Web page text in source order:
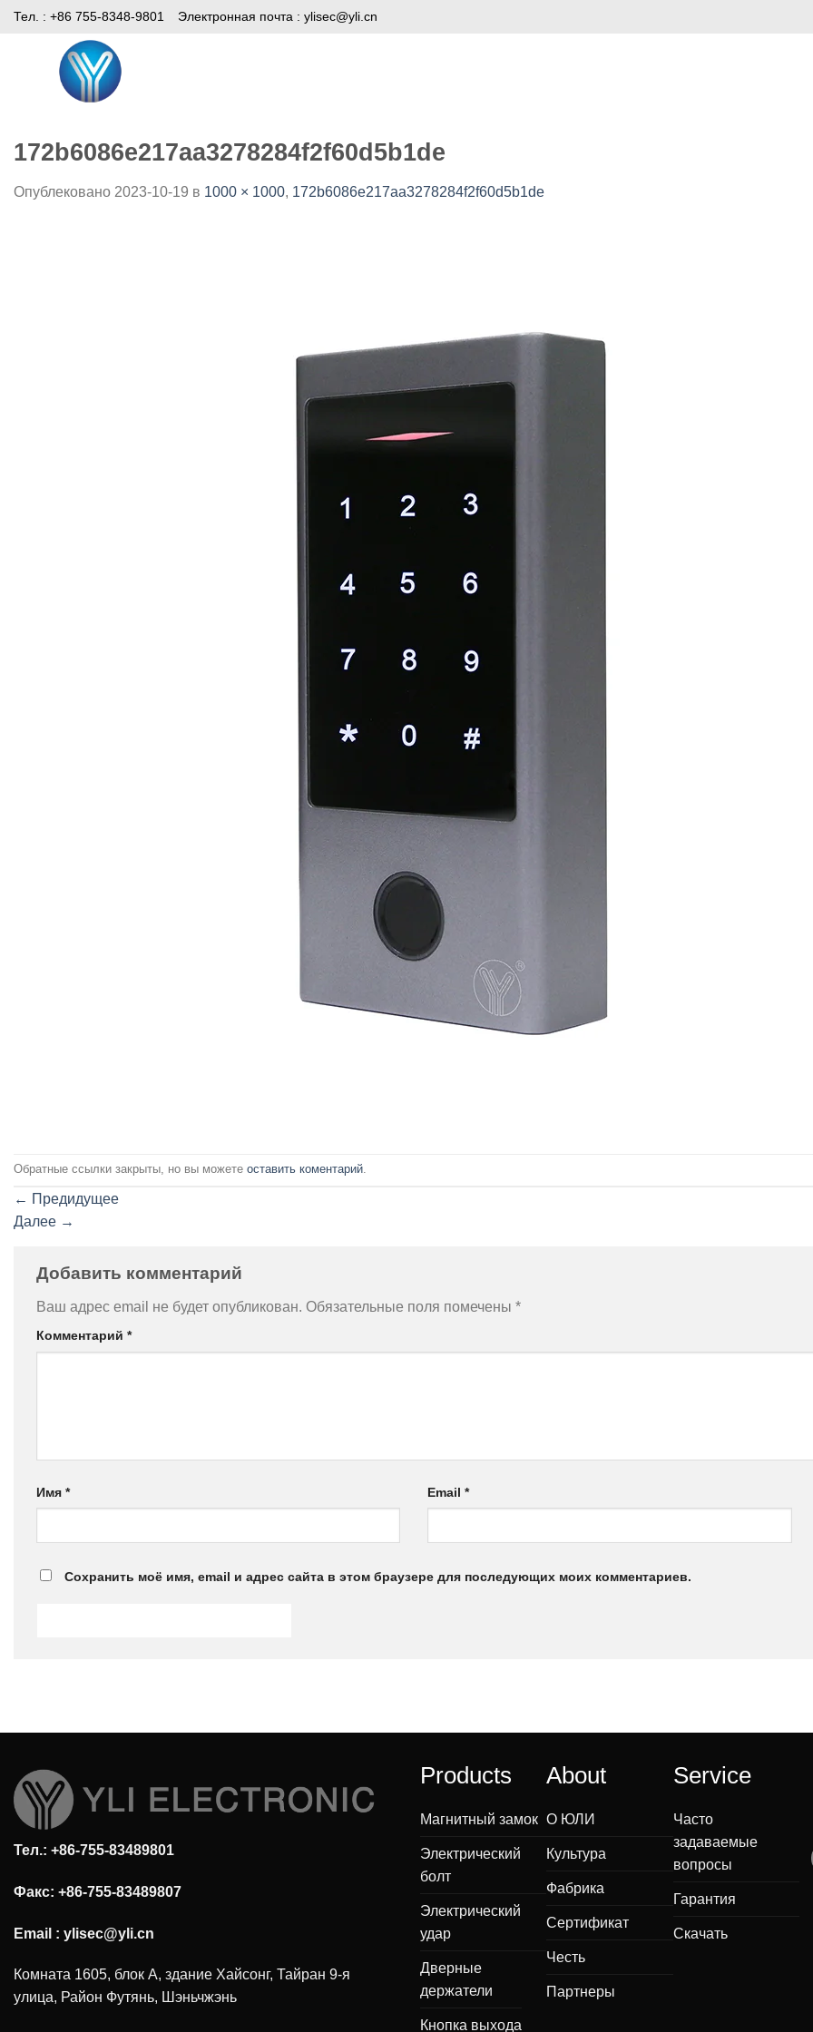
SkipТел. : +86 755-8348-9801 Электронная почта : ylisec@yli.cn
172b6086e217aa3278284f2f60d5b1de
Опублековано 2023-10-19 в 1000 × 1000, 172b6086e217aa3278284f2f60d5b1de
Обратные ссылки закрыты, но вы можете оставить коментарий
← Предидущее
Далее →
Добавить комментарий
Ваш адрес email не будет опубликован. Обязательные поля помечены *
Комментарий *
Имя * Email*
Сохранить моё имя, email и адрес сайта в этом браузере для последующих моих комментариев.
Тел.: +86-755-83489801
Факс: +86-755-83489807
Email : ylisec@yli.cn
Комната 1605, блок А, здание Хайсонг, Тайран 9-я
улица, Район Футянь, Шэньчжэнь
Products
Магнитный замок
Электрический
болт
Электрический
удар
Дверные
держатели
Кнопка выхода
About
О ЮЛИ
Культура
Фабрика
Сертификат
Честь
Партнеры
Service
Часто
задаваемые
вопросы
Гарантия
Скачать